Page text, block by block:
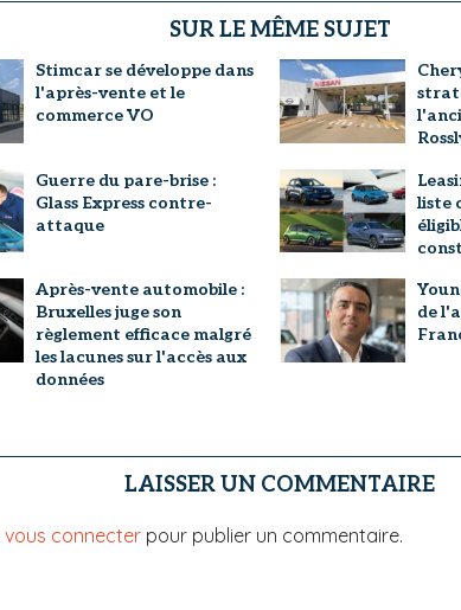
SUR LE MÊME SUJET
Stimcar se développe dans
l'après-vente et le
commerce VO
Guerre du pare-brise :
Glass Express contre-
attaque
liste
Après-vente automobile :
Bruxelles juge son
règlement efficace malgré
les lacunes sur l'accès aux
données
de
LAISSER UN COMMENTAIRE
vous connecter pour publier un commentaire.